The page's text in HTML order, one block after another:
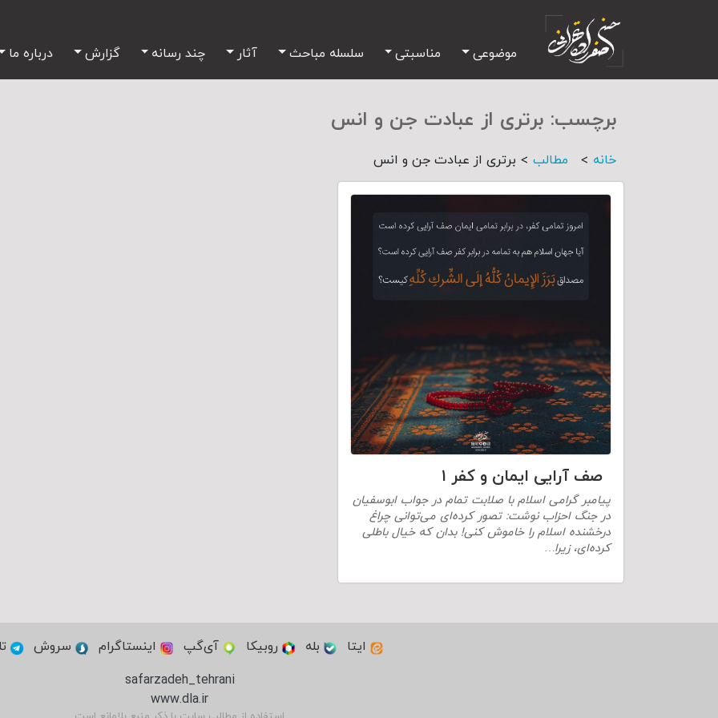
موضوعی مناسبتی سلسله مباحث آثار چند رسانه گزارش درباره ما
برچسب: برتری از عبادت جن و انس
خانه > مطالب > برتری از عبادت جن و انس
صف آرایی ایمان و کفر ۱
پیامبر گرامی اسلام با صلابت تمام در جواب ابوسفیان
در جنگ احزاب نوشت: تصور کرده‌ای می‌توانی چراغ
درخشنده اسلام را خاموش کنی! بدان که خیال باطلی
کرده‌ای، زیرا…
ایتا بله روبیکا آی‌گپ اینستاگرام سروش
safarzadeh_tehrani
www.dla.ir